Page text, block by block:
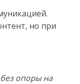
но при
опоры на